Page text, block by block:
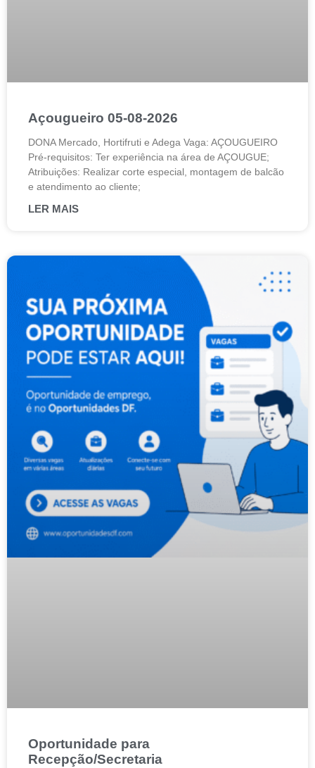
Açougueiro 05-08-2026
DONA Mercado, Hortifruti e Adega Vaga: AÇOUGUEIRO
Pré-requisitos: Ter experiência na área de AÇOUGUE;
Atribuições: Realizar corte especial, montagem de balcão
e atendimento ao cliente;
LER MAIS
Oportunidade para
Recepção/Secretaria